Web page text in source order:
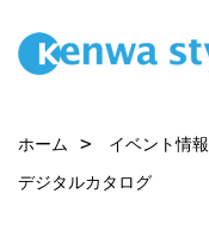
ホーム イベント情報
デジタルカタログ